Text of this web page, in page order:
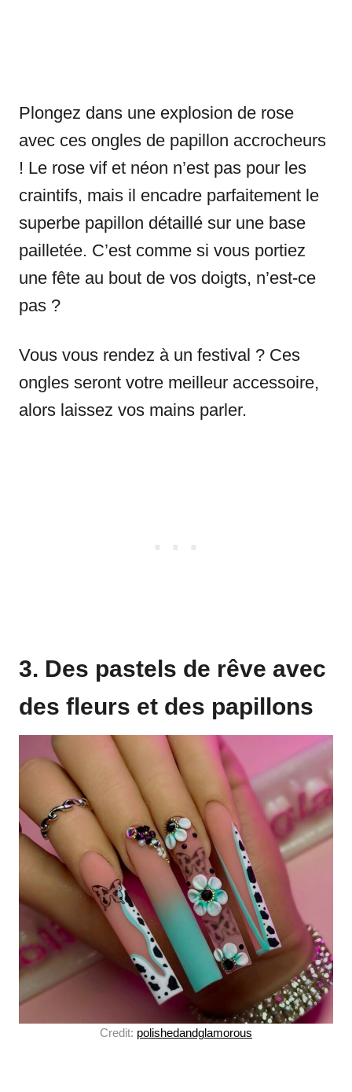
Plongez dans une explosion de rose
avec ces ongles de papillon accrocheurs
! Le rose vif et néon n’est pas pour les
craintifs, mais il encadre parfaitement le
superbe papillon détaillé sur une base
pailletée. C’est comme si vous portiez
une fête au bout de vos doigts, n’est-ce
pas ?
Vous vous rendez à un festival ? Ces
ongles seront votre meilleur accessoire,
alors laissez vos mains parler.
3. Des pastels de rêve avec
des fleurs et des papillons
Credit: polishedandglamorous